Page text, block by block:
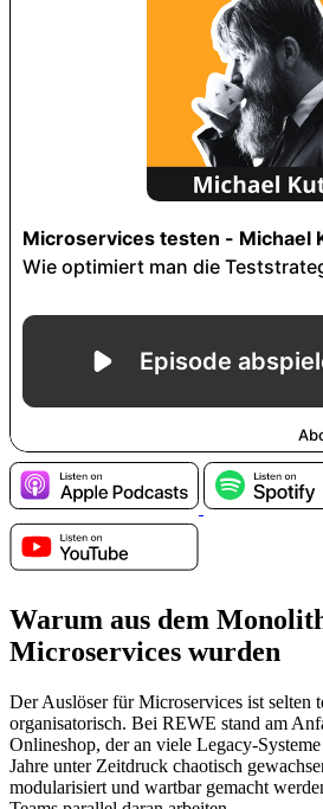
Warum aus dem
Microservices wurden
Der Auslöser für Microservices ist selten
organisatorisch. Bei REWE stand am
Onlineshop, der an viele Legacy-
Jahre unter Zeitdruck chaotisch
modularisiert und wartbar gemacht